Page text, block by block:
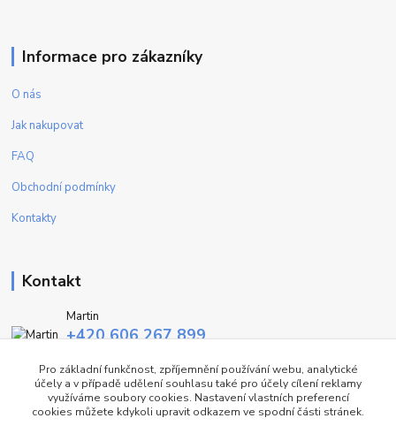
Informace pro zákazníky
O nás
Jak nakupovat
FAQ
Obchodní podmínky
Kontakty
Kontakt
Martin
+420 606 267 899
info@fashiontrend.cz
Pro základní funkčnost, zpříjemnění používání webu, analytické
účely a v případě udělení souhlasu také pro účely cílení reklamy
využíváme soubory cookies. Nastavení vlastních preferencí
cookies můžete kdykoli upravit odkazem ve spodní části stránek.